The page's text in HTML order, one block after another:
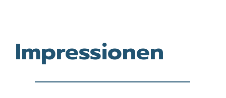
Impressionen